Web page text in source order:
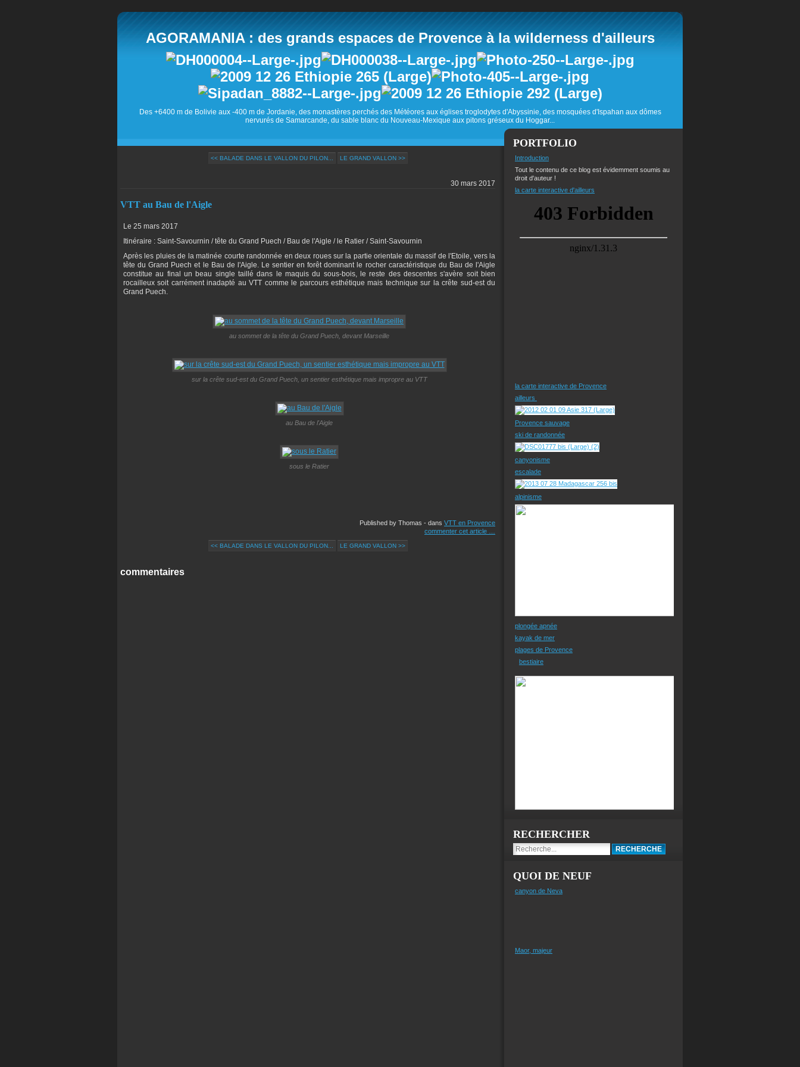
AGORAMANIA : des grands espaces de Provence à la wilderness d'ailleurs
Des +6400 m de Bolivie aux -400 m de Jordanie, des monastères perchés des Météores aux églises troglodytes d'Abyssinie, des mosquées d'Ispahan aux dômes
nervurés de Samarcande, du sable blanc du Nouveau-Mexique aux pitons gréseux du Hoggar...
<< BALADE DANS LE VALLON DU PILON... LE GRAND VALLON >>
30 mars 2017
VTT au Bau de l'Aigle
Le 25 mars 2017
Itinéraire : Saint-Savournin / tête du Grand Puech / Bau de l'Aigle / le Ratier / Saint-Savournin
Après les pluies de la matinée courte randonnée en deux roues sur la partie orientale du massif de l'Etoile, vers la
tête du Grand Puech et le Bau de l'Aigle. Le sentier en forêt dominant le rocher caractéristique du Bau de l'Aigle
constitue au final un beau single taillé dans le maquis du sous-bois, le reste des descentes s'avère soit bien
rocailleux soit carrément inadapté au VTT comme le parcours esthétique mais technique sur la crête sud-est du
Grand Puech.
au sommet de la tête du Grand Puech, devant Marseille
sur la crête sud-est du Grand Puech, un sentier esthétique mais impropre au VTT
au Bau de l'Aigle
sous le Ratier
Published by Thomas - dans VTT en Provence
commenter cet article
<< BALADE DANS LE VALLON DU PILON... LE GRAND VALLON >>
commentaires
PORTFOLIO
Introduction
Tout le contenu de ce blog est évidemment soumis au
droit d'auteur !
la carte interactive d'ailleurs
la carte interactive de Provence
ailleurs
Provence sauvage
ski de randonnée
canyonisme
escalade
alpinisme
plongée apnée
kayak de mer
plages de Provence
bestiaire
RECHERCHER
QUOI DE NEUF
canyon de Neva
Maor, majeur